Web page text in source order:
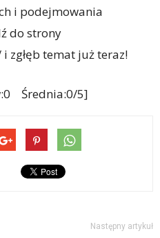
i podejmowania
do strony
temat już teraz!
Średnia:0/5]
Następny artykuł